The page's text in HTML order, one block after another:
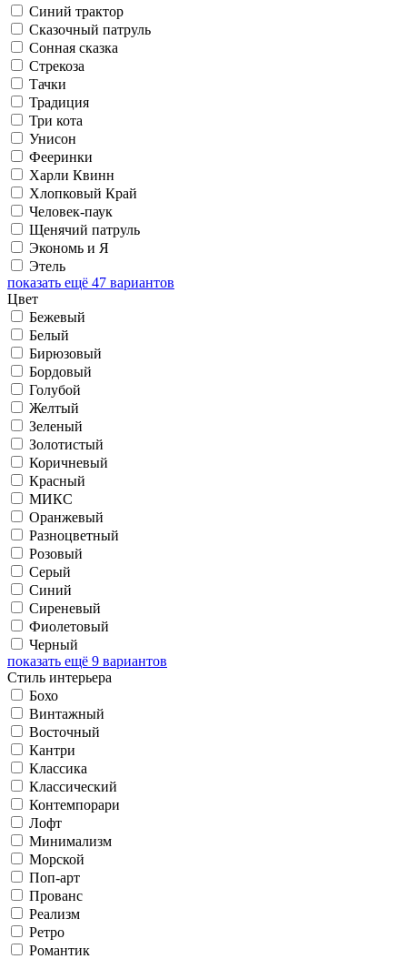
Синий трактор
Сказочный патруль
Сонная сказка
Стрекоза
Тачки
Традиция
Три кота
Унисон
Фееринки
Харли Квинн
Хлопковый Край
Человек-паук
Щенячий патруль
Экономь и Я
Этель
показать ещё 47 вариантов
Цвет
Бежевый
Белый
Бирюзовый
Бордовый
Голубой
Желтый
Зеленый
Золотистый
Коричневый
Красный
МИКС
Оранжевый
Разноцветный
Розовый
Серый
Синий
Сиреневый
Фиолетовый
Черный
показать ещё 9 вариантов
Стиль интерьера
Бохо
Винтажный
Восточный
Кантри
Классика
Классический
Контемпорари
Лофт
Минимализм
Морской
Поп-арт
Прованс
Реализм
Ретро
Романтик